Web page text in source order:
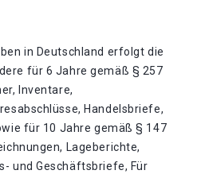
in Deutschland erfolgt die
für 6 Jahre gemäß § 257
Inventare,
Handelsbriefe,
für 10 Jahre gemäß § 147
Lageberichte,
und Geschäftsbriefe, Für